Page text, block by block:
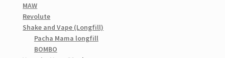
MAW
Revolute
Shake and Vape (Longfill)
Pacha Mama longfill
BOMBO